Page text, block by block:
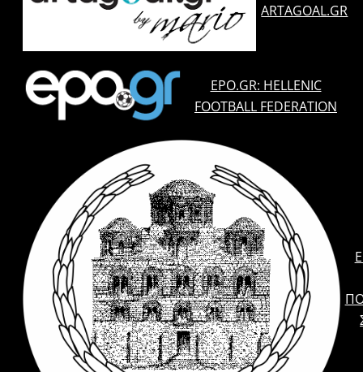
ARTAGOAL.GR
EPO.GR: HELLENIC
FOOTBALL FEDERATION